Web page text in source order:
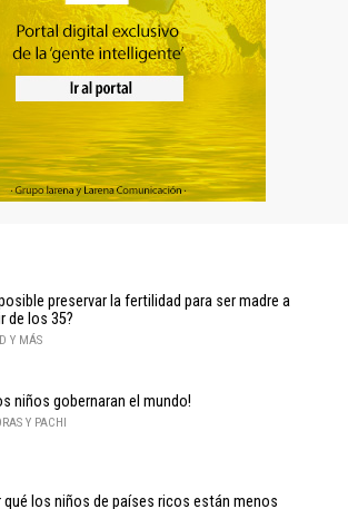
preservar la fertilidad para ser madre a
de los 35?
Y MÁS
niños gobernaran el mundo!
Y PACHI
qué los niños de países ricos están menos